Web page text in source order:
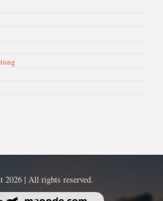
2026 | All rights reserved.